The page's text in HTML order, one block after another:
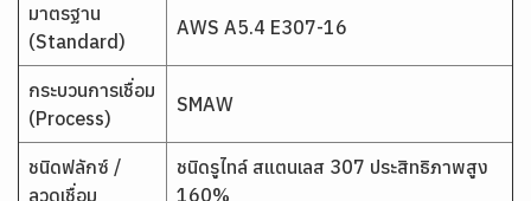
มาตรฐาน
(Standard)
AWS A5.4 E307-16
กระบวนการเชื่อม
(Process)
SMAW
ชนิดฟลักซ์ /
ลวดเชื่อม
ชนิดรูไทล์ สแตนเลส 307 ประสิทธิภาพสูง
160%